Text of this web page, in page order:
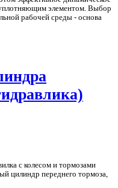
элементом. Выбор
рабочей среды - основа
с колесом и тормозами
цилиндр переднего тормоза,